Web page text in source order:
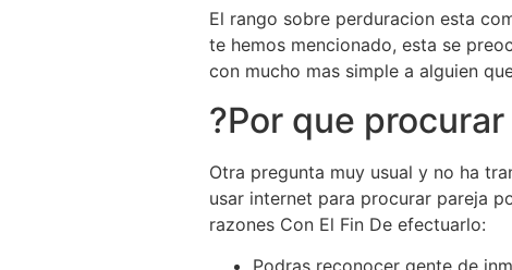
El rango sobre perduracion esta
te hemos mencionado, esta se
con mucho mas simple a alguien
?Por que
Otra pregunta muy usual y no ha
usar internet para procurar pareja
razones Con El Fin De efectuarlo:
Podras reconocer gente de